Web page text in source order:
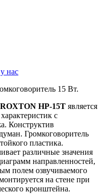
нас
15 Вт.
ROXTON HP-15T является
с
Конструктив
Громкоговоритель
пластика.
различные значения
направленностей,
полем озвучиваемого
на стене при
кронштейна.